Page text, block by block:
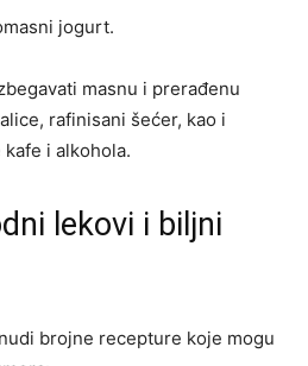
jogurt.
masnu i prerađenu
rafinisani šećer, kao i
i alkohola.
lekovi i biljni
brojne recepture koje mogu